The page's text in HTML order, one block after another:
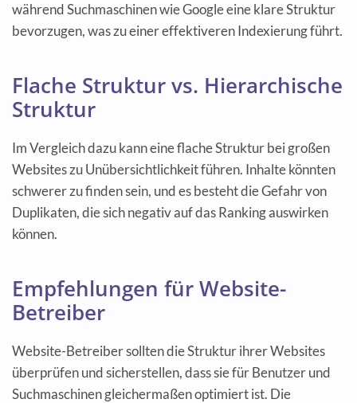
während Suchmaschinen wie Google eine klare Struktur
bevorzugen, was zu einer effektiveren Indexierung führt.
Flache Struktur vs. Hierarchische
Struktur
Im Vergleich dazu kann eine flache Struktur bei großen
Websites zu Unübersichtlichkeit führen. Inhalte könnten
schwerer zu finden sein, und es besteht die Gefahr von
Duplikaten, die sich negativ auf das Ranking auswirken
können.
Empfehlungen für Website-
Betreiber
Website-Betreiber sollten die Struktur ihrer Websites
überprüfen und sicherstellen, dass sie für Benutzer und
Suchmaschinen gleichermaßen optimiert ist. Die